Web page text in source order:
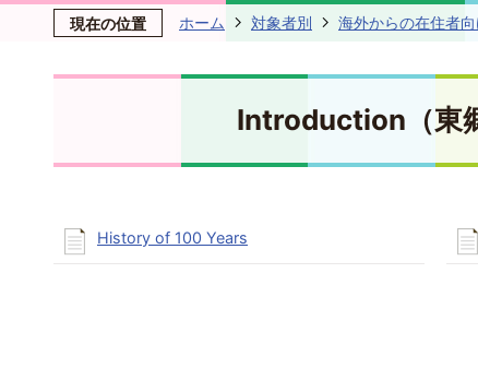
現在の位置 ホーム 対象者別 海外からの在住者向
Introduction（東
History of 100 Years